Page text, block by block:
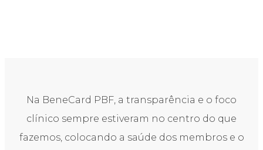
Na BeneCard PBF, a transparência e o foco
clínico sempre estiveram no centro do que
fazemos, colocando a saúde dos membros e o